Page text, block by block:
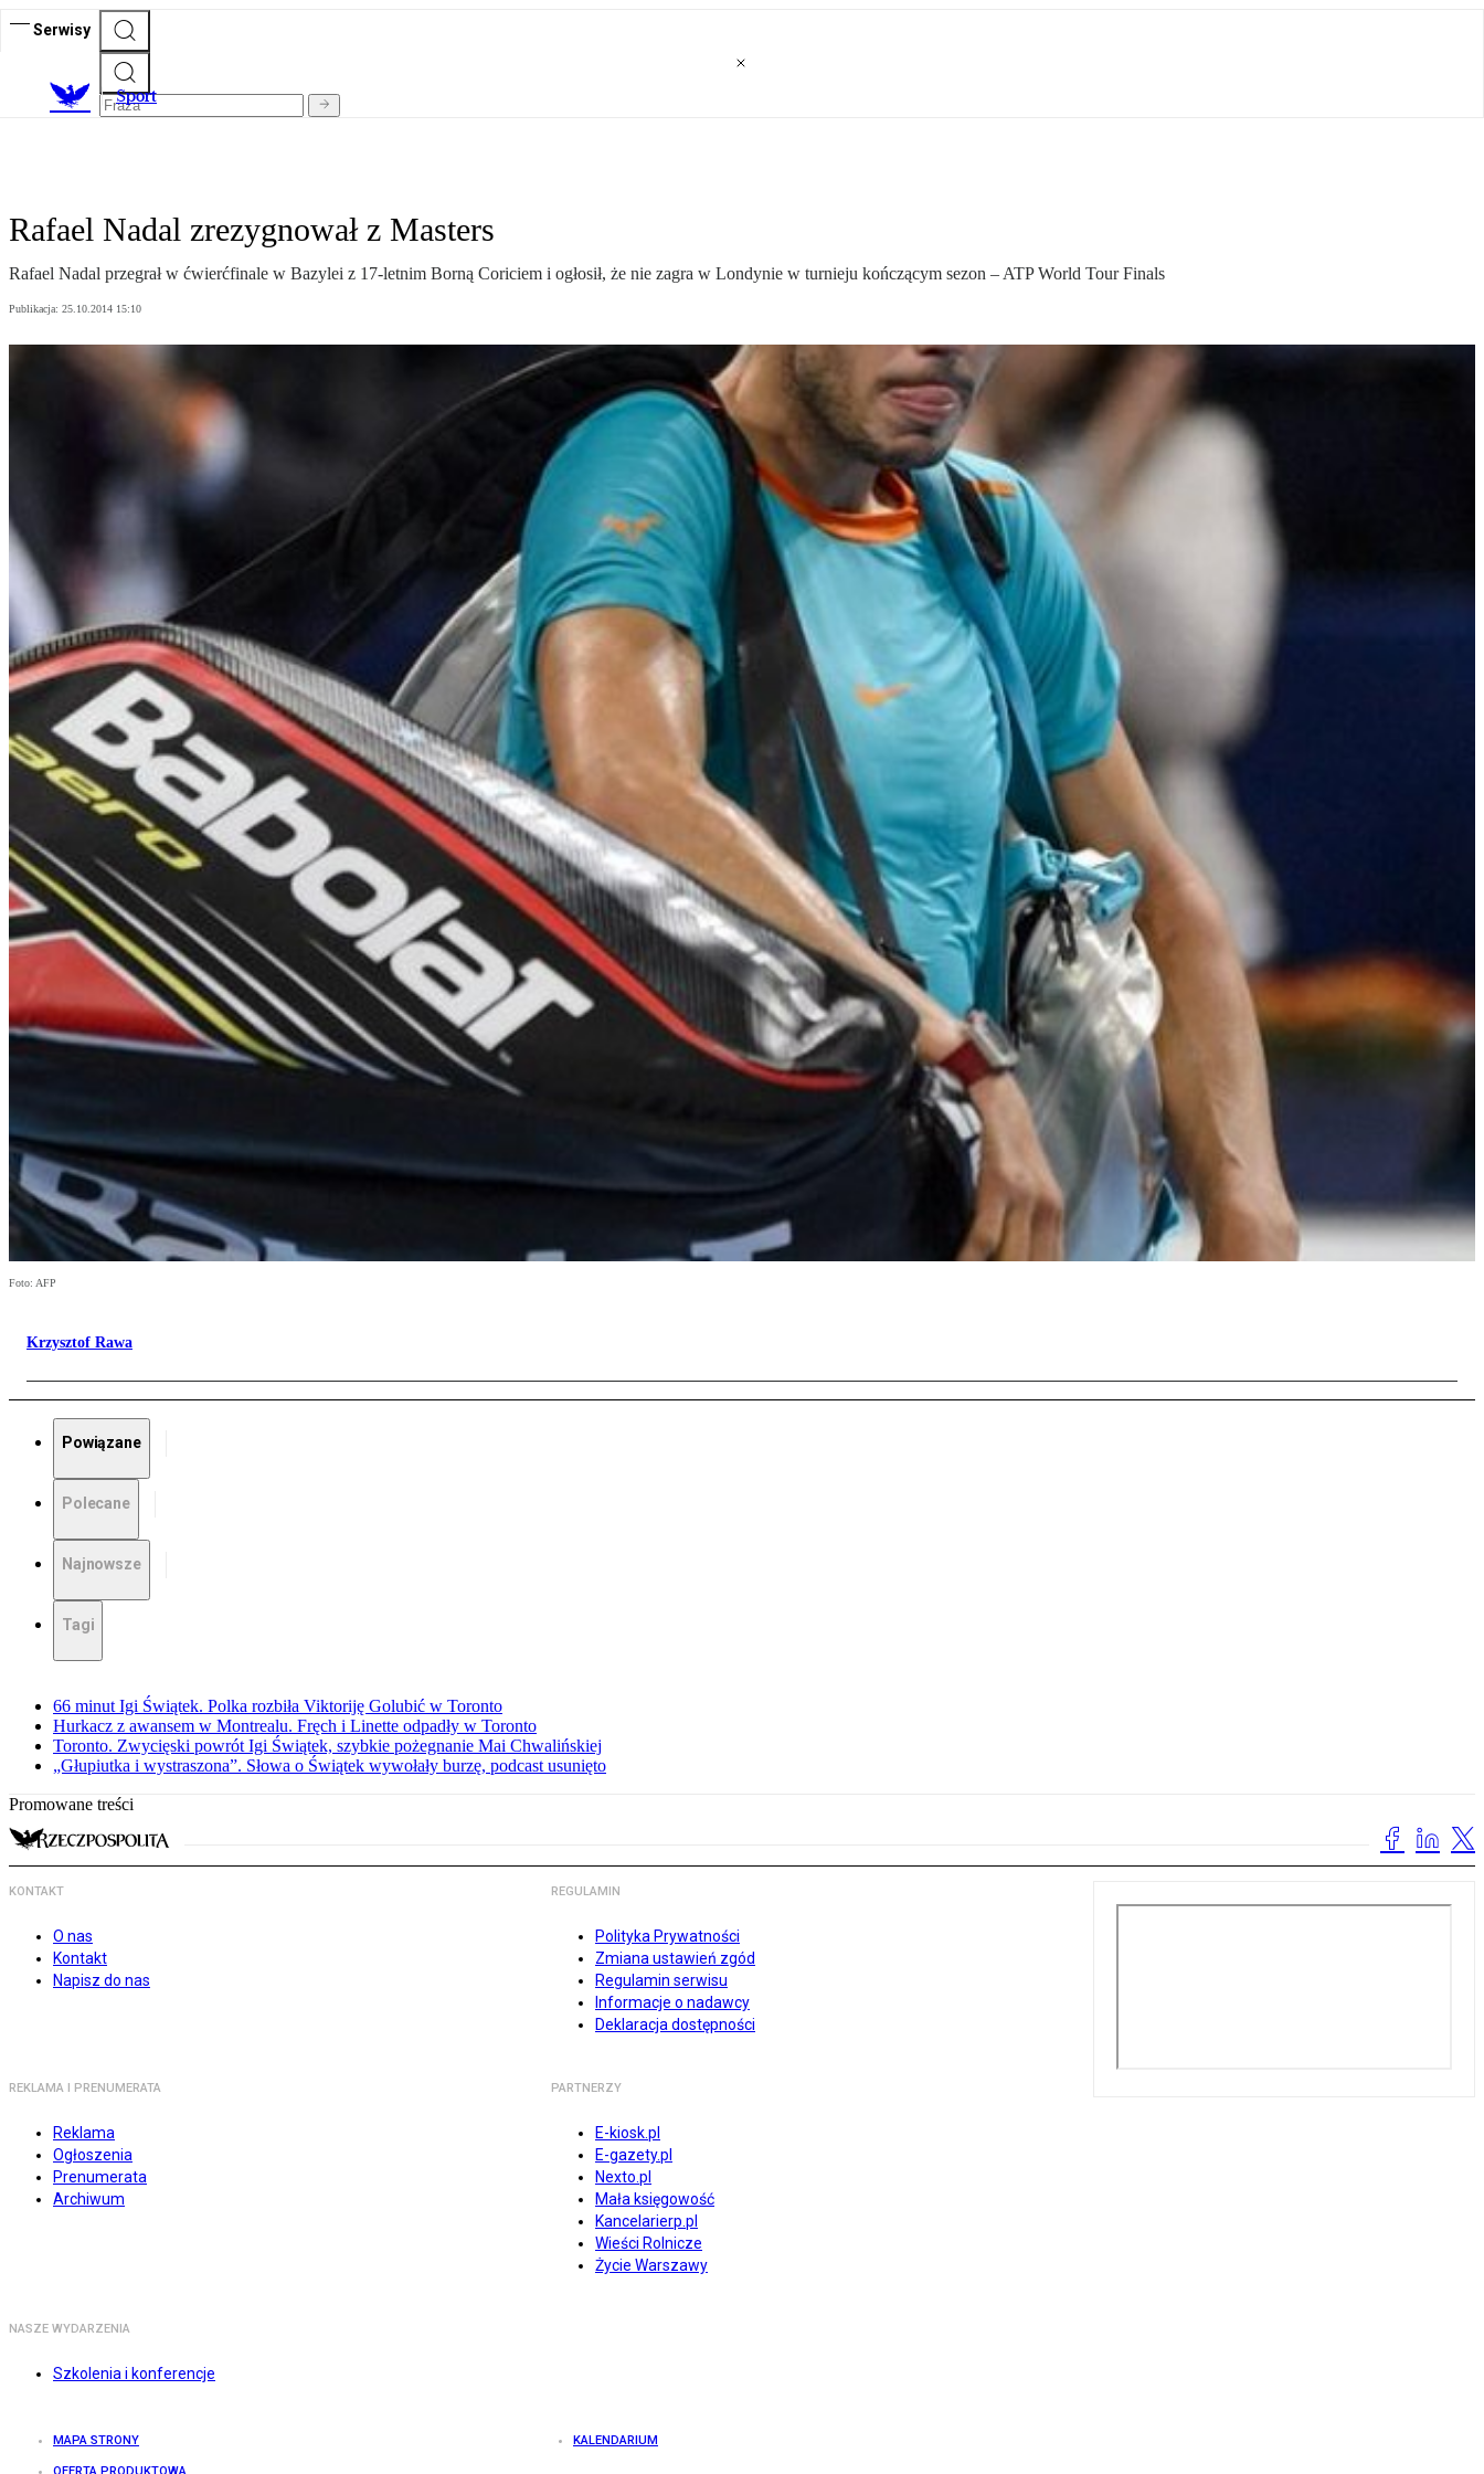
Serwisy
Sport
Rafael Nadal zrezygnował z Masters
Rafael Nadal przegrał w ćwierćfinale w Bazylei z 17-letnim Borną Coriciem i ogłosił, że nie zagra w Londynie w turnieju kończącym sezon – ATP World Tour Finals
Publikacja: 25.10.2014 15:10
Foto: AFP
Krzysztof Rawa
Powiązane
Polecane
Najnowsze
Tagi
66 minut Igi Świątek. Polka rozbiła Viktoriję Golubić w Toronto
Hurkacz z awansem w Montrealu. Fręch i Linette odpadły w Toronto
Toronto. Zwycięski powrót Igi Świątek, szybkie pożegnanie Mai Chwalińskiej
„Głupiutka i wystraszona”. Słowa o Świątek wywołały burzę, podcast usunięto
Promowane treści
KONTAKT
O nas
Kontakt
Napisz do nas
REGULAMIN
Polityka Prywatności
Zmiana ustawień zgód
Regulamin serwisu
Informacje o nadawcy
Deklaracja dostępności
REKLAMA I PRENUMERATA
Reklama
Ogłoszenia
Prenumerata
Archiwum
PARTNERZY
E-kiosk.pl
E-gazety.pl
Nexto.pl
Mała księgowość
Kancelarierp.pl
Wieści Rolnicze
Życie Warszawy
NASZE WYDARZENIA
Szkolenia i konferencje
MAPA STRONY KALENDARIUM